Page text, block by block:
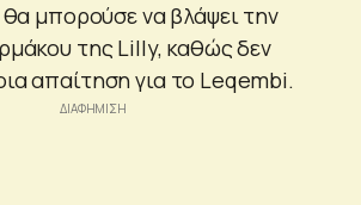
θα μπορούσε να βλάψει την
της Lilly, καθώς δεν
απαίτηση για το Leqembi.